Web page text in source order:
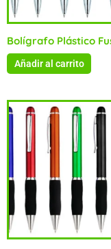
Bolígrafo Plástico
Añadir al carrito